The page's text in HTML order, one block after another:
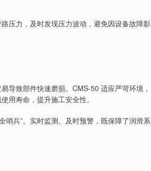
压力，及时发现压力波动，避免因设备故障影
导致部件快速磨损。CMS-50 适应严苛环境，
用寿命，提升施工安全性。
哨兵”。实时监测、及时预警，既保障了润滑系